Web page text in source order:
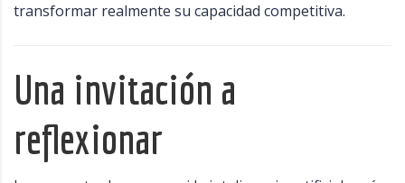
transformar realmente su capacidad competitiva.
Una invitación a
reflexionar